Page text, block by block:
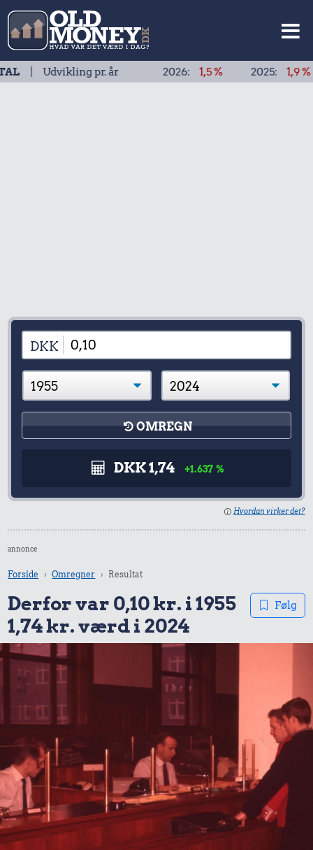
pr. år2026: 1,5 % 2025: 1,9 % 2024:
DKK
OMREGN
DKK 1,74 +1.637 %
Hvordan virker det?
annonce
Forside Omregner Resultat
Derfor var 0,10 kr. i 1955
1,74 kr. værd i 2024
Følg